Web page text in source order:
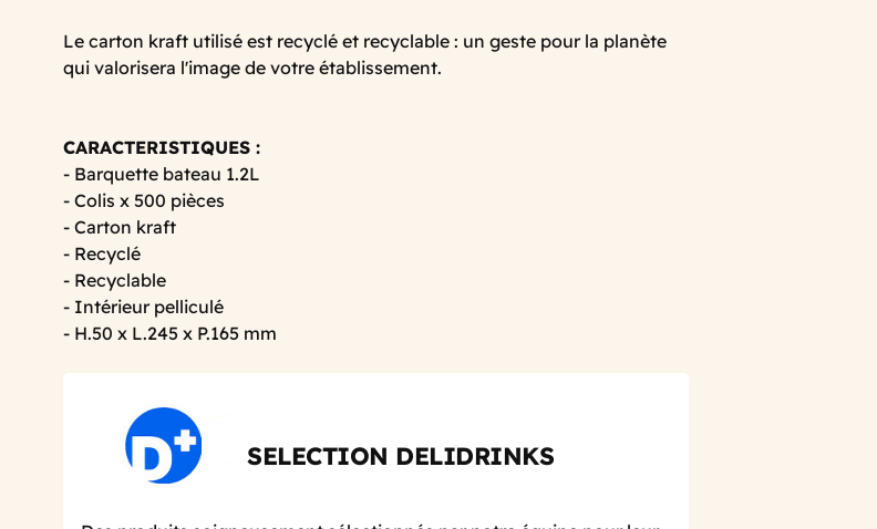
Le carton kraft utilisé est recyclé et recyclable : un geste pour la planète
qui valorisera l'image de votre établissement.
CARACTERISTIQUES :
- Barquette bateau 1.2L
- Colis x 500 pièces
- Carton kraft
- Recyclé
- Recyclable
- Intérieur pelliculé
- H.50 x L.245 x P.165 mm
SELECTION DELIDRINKS